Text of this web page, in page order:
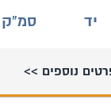
יד סמ"ק
נוספים >>